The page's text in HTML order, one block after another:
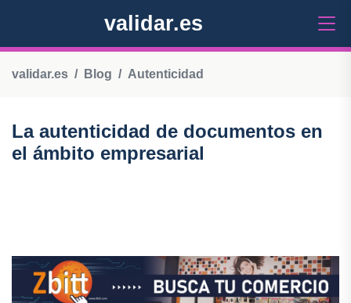
validar.es
validar.es Blog Autenticidad
La autenticidad de documentos en
el ámbito empresarial